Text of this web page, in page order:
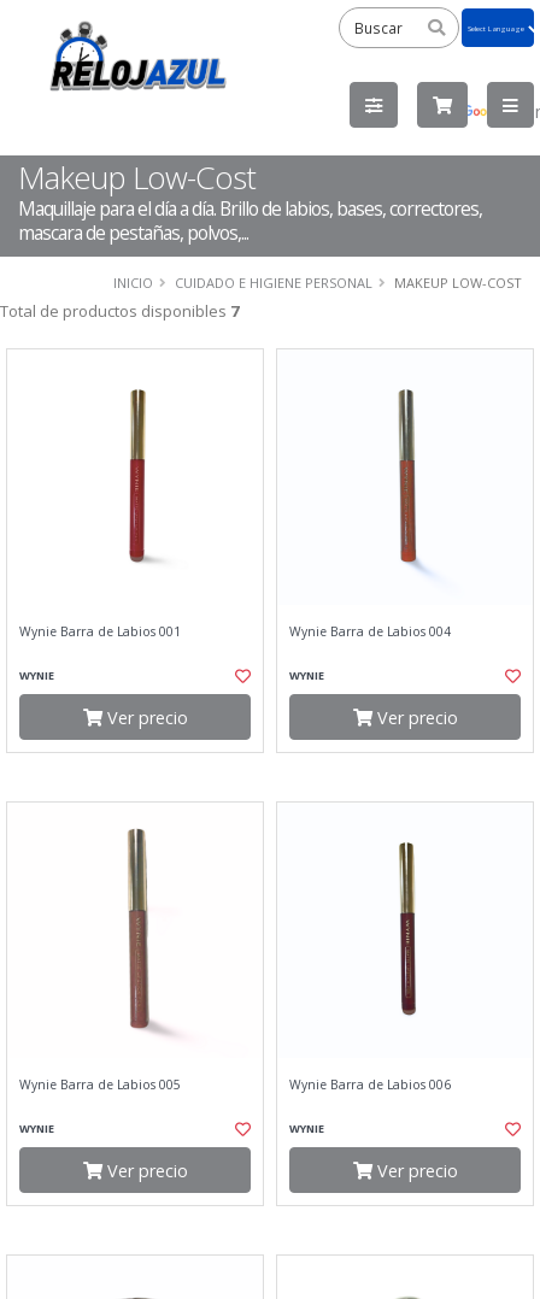
by
Makeup Low-Cost
Maquillaje para el día a día. Brillo de labios, bases, correctores,
mascara de pestañas, polvos,...
INICIO CUIDADO E HIGIENE PERSONAL MAKEUP LOW-COST
Total de productos disponibles 7
Wynie Barra de Labios 001
WYNIE
Ver precio
Wynie Barra de Labios 004
WYNIE
Ver precio
Wynie Barra de Labios 005
WYNIE
Ver precio
Wynie Barra de Labios 006
WYNIE
Ver precio